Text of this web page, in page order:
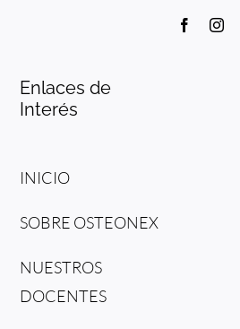
Enlaces de
Interés
INICIO
SOBRE OSTEONEX
NUESTROS
DOCENTES